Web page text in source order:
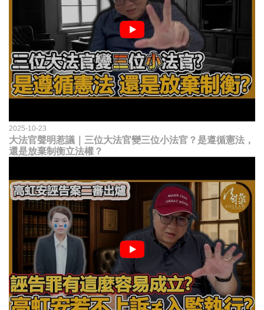
2025-10-23
大法官聲明惹議｜三位大法官變三位小法官？是遵循憲法，
還是放棄制衡立法權？